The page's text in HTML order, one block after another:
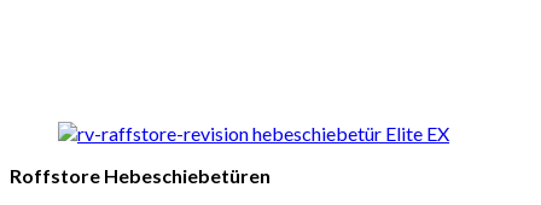
Roffstore Hebeschiebetüren